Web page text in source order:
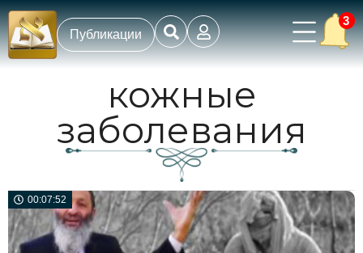
Публикации
3
кожные
заболевания
00:07:52